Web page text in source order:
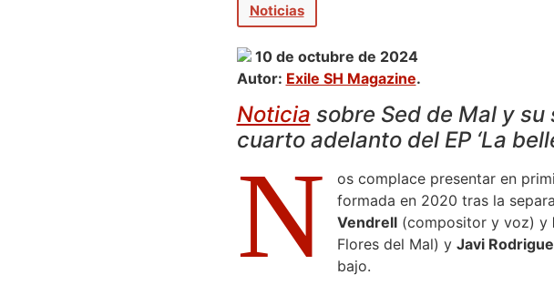
Noticias
10 de octubre de 2024
Autor: Exile SH Magazine.
Noticia sobre Sed de Mal y su
cuarto adelanto del EP ‘La
N os complace presentar en
formada en 2020 tras la
Vendrell(compositor y voz) y
Flores del Mal) y Javi
bajo.